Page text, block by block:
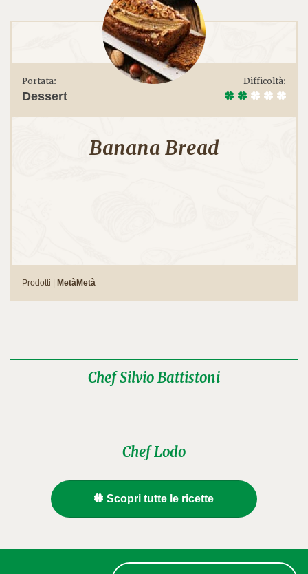
Portata:
Dessert
Difficoltà:
Banana Bread
Prodotti | MetàMetà
Chef Silvio Battistoni
Chef Lodo
Scopri tutte le ricette